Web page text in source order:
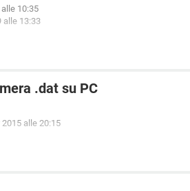
10:35
alle 13:33
.dat su PC
2015 alle 20:15